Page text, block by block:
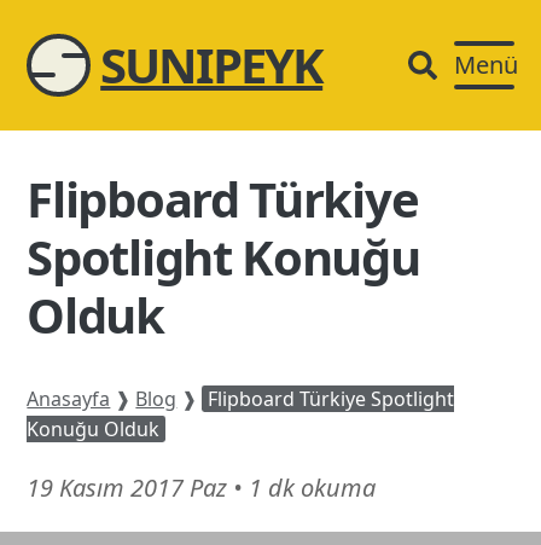
SUNIPEYK Menü
Flipboard Türkiye
Spotlight Konuğu
Olduk
Anasayfa ❱ Blog ❱ Flipboard Türkiye Spotlight
Konuğu Olduk
19 Kasım 2017 Paz 16
Mart
• 1 dk okuma